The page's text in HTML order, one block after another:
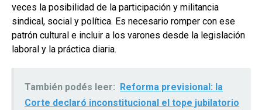
veces la posibilidad de la participación y militancia
sindical, social y política. Es necesario romper con ese
patrón cultural e incluir a los varones desde la legislación
laboral y la práctica diaria.
También podés leer:
Reforma previsional: la
Corte declaró inconstitucional el tope jubilatorio